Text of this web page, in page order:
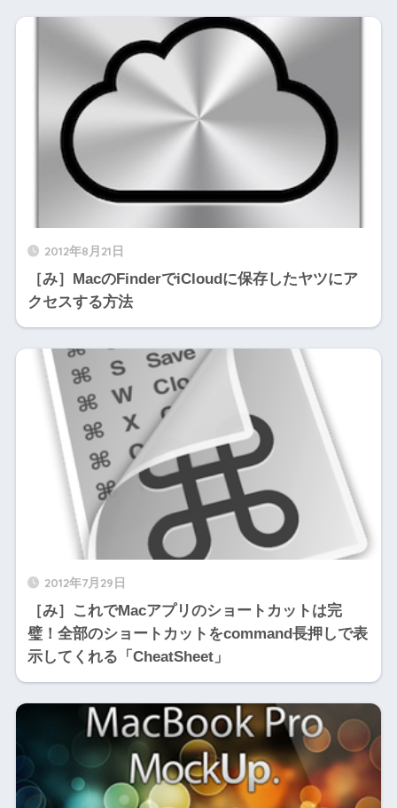
2012年8月21日
［み］MacのFinderでiCloudに保存したヤツにア
クセスする方法
2012年7月29日
［み］これでMacアプリのショートカットは完
璧！全部のショートカットをcommand長押しで表
示してくれる「CheatSheet」